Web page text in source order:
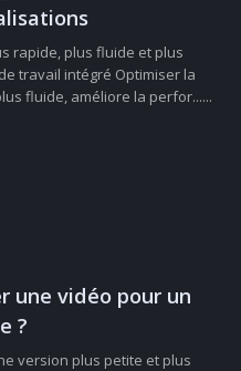
rapide, plus fluide et plus
travail intégré Optimiser la
fluide, améliore la perfor......
une vidéo pour un
?
version plus petite et plus